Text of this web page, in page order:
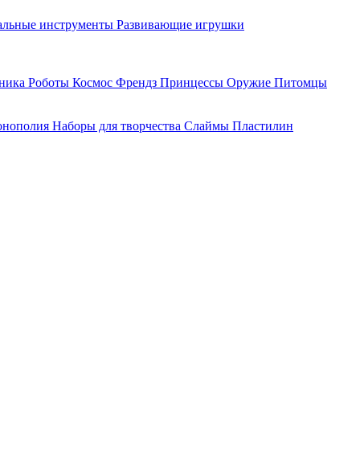
инструменты Развивающие игрушки
Роботы Космос Френдз Принцессы Оружие Питомцы
Наборы для творчества Слаймы Пластилин